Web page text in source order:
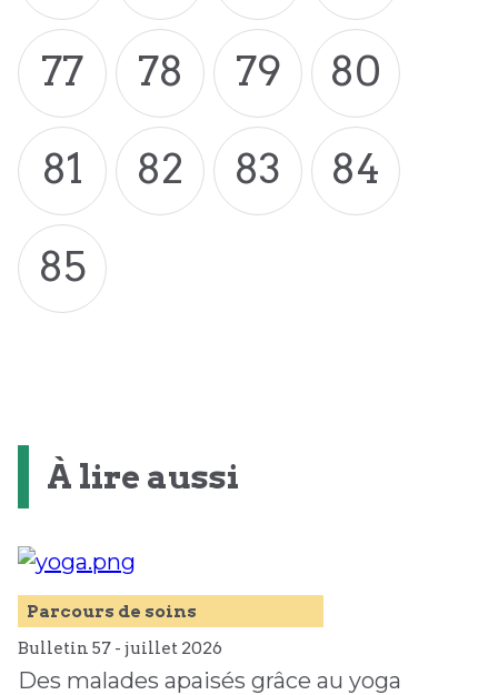
77
78 79
80
81
82 83
84
85
À lire aussi
Parcours de soins
Bulletin 57 - juillet 2026
Des malades apaisés grâce au yoga